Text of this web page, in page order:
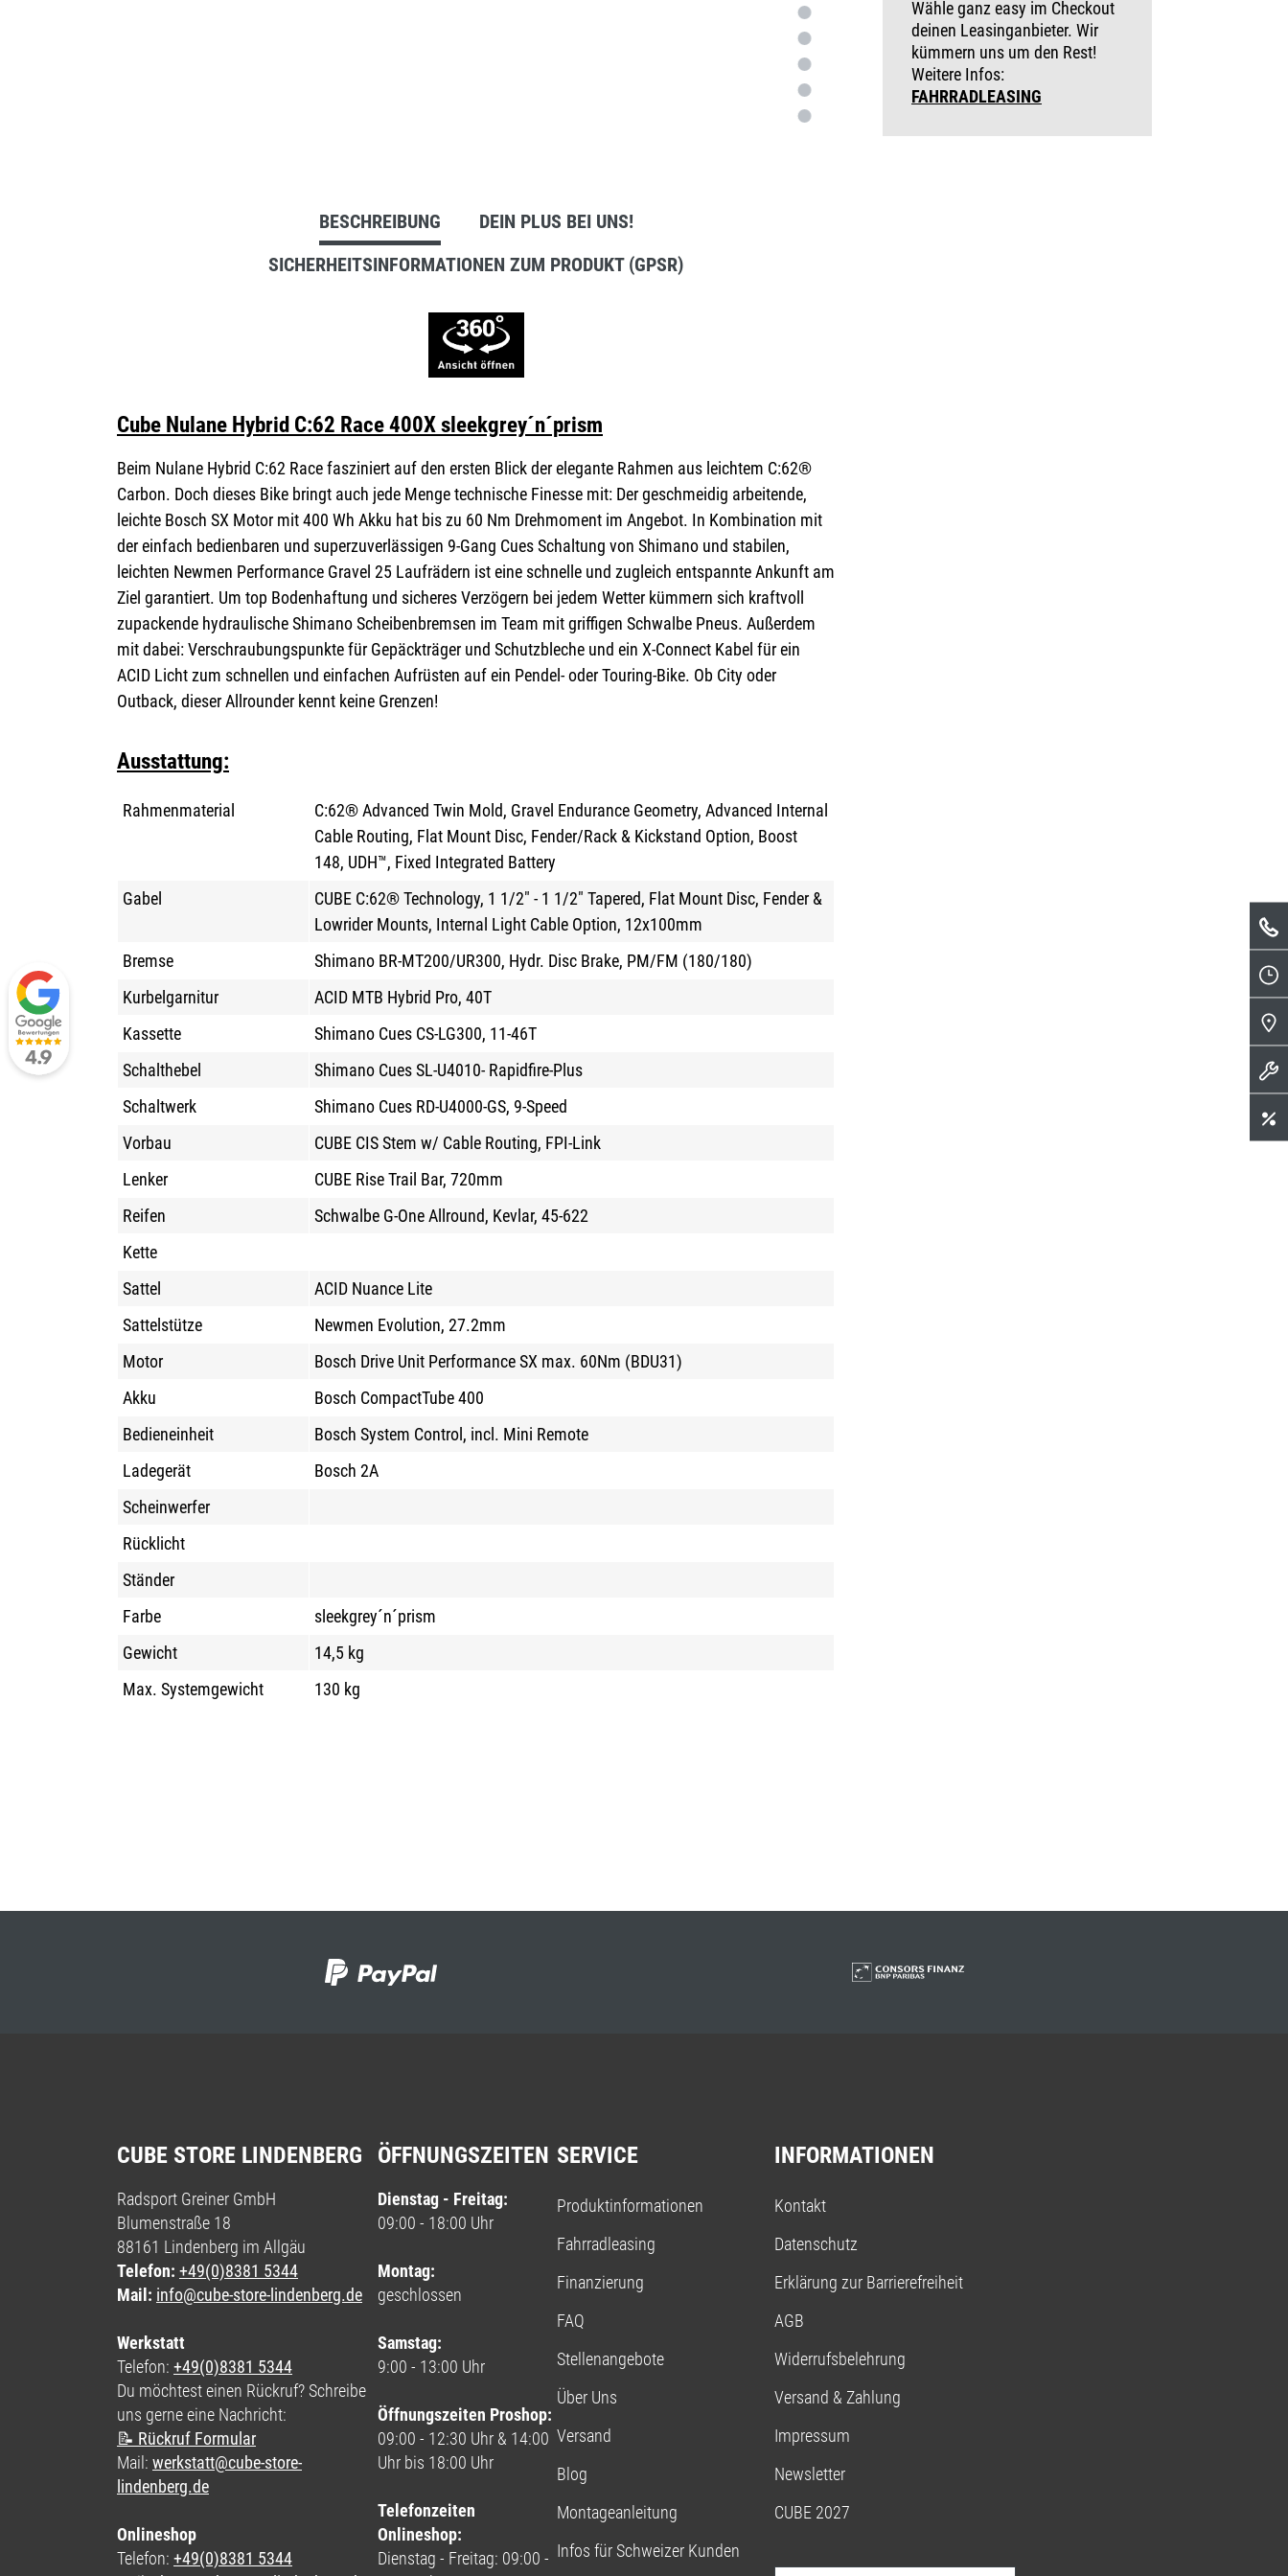
Wähle ganz easy im Checkout
deinen Leasinganbieter. Wir
kümmern uns um den Rest!
Weitere Infos:
FAHRRADLEASING
BESCHREIBUNG
DEIN PLUS BEI UNS!
SICHERHEITSINFORMATIONEN ZUM PRODUKT (GPSR)
Cube Nulane Hybrid C:62 Race 400X sleekgrey´n´prism
Beim Nulane Hybrid C:62 Race fasziniert auf den ersten Blick der elegante Rahmen aus leichtem C:62®
Carbon. Doch dieses Bike bringt auch jede Menge technische Finesse mit: Der geschmeidig arbeitende,
leichte Bosch SX Motor mit 400 Wh Akku hat bis zu 60 Nm Drehmoment im Angebot. In Kombination mit
der einfach bedienbaren und superzuverlässigen 9-Gang Cues Schaltung von Shimano und stabilen,
leichten Newmen Performance Gravel 25 Laufrädern ist eine schnelle und zugleich entspannte Ankunft am
Ziel garantiert. Um top Bodenhaftung und sicheres Verzögern bei jedem Wetter kümmern sich kraftvoll
zupackende hydraulische Shimano Scheibenbremsen im Team mit griffigen Schwalbe Pneus. Außerdem
mit dabei: Verschraubungspunkte für Gepäckträger und Schutzbleche und ein X-Connect Kabel für ein
ACID Licht zum schnellen und einfachen Aufrüsten auf ein Pendel- oder Touring-Bike. Ob City oder
Outback, dieser Allrounder kennt keine Grenzen!
Ausstattung:
Rahmenmaterial
C:62® Advanced Twin Mold, Gravel Endurance Geometry, Advanced Internal
Cable Routing, Flat Mount Disc, Fender/Rack & Kickstand Option, Boost
148, UDH™, Fixed Integrated Battery
Gabel
CUBE C:62® Technology, 1 1/2" - 1 1/2" Tapered, Flat Mount Disc, Fender &
Lowrider Mounts, Internal Light Cable Option, 12x100mm
Bremse
Shimano BR-MT200/UR300, Hydr. Disc Brake, PM/FM (180/180)
Kurbelgarnitur
ACID MTB Hybrid Pro, 40T
Kassette
Shimano Cues CS-LG300, 11-46T
Schalthebel
Shimano Cues SL-U4010- Rapidfire-Plus
Schaltwerk
Shimano Cues RD-U4000-GS, 9-Speed
Vorbau
CUBE CIS Stem w/ Cable Routing, FPI-Link
Lenker
CUBE Rise Trail Bar, 720mm
Reifen
Schwalbe G-One Allround, Kevlar, 45-622
Kette
Sattel
ACID Nuance Lite
Sattelstütze
Newmen Evolution, 27.2mm
Motor
Bosch Drive Unit Performance SX max. 60Nm (BDU31)
Akku
Bosch CompactTube 400
Bedieneinheit
Bosch System Control, incl. Mini Remote
Ladegerät
Bosch 2A
Scheinwerfer
Rücklicht
Ständer
Farbe
sleekgrey´n´prism
Gewicht
14,5 kg
Max. Systemgewicht
130 kg
CUBE STORE LINDENBERG
Radsport Greiner GmbH
Blumenstraße 18
88161 Lindenberg im Allgäu
Telefon: +49(0)8381 5344
Mail: info@cube-store-lindenberg.de
Werkstatt
Telefon: +49(0)8381 5344
Du möchtest einen Rückruf? Schreibe
uns gerne eine Nachricht:
📝 Rückruf Formular
Mail: werkstatt@cube-store-
lindenberg.de
Onlineshop
Telefon: +49(0)8381 5344
ÖFFNUNGSZEITEN
Dienstag - Freitag:
09:00 - 18:00 Uhr
Montag:
geschlossen
Samstag:
9:00 - 13:00 Uhr
Öffnungszeiten Proshop:
09:00 - 12:30 Uhr & 14:00
Uhr bis 18:00 Uhr
Telefonzeiten
Onlineshop:
Dienstag - Freitag: 09:00 -
SERVICE
Produktinformationen
Fahrradleasing
Finanzierung
FAQ
Stellenangebote
Über Uns
Versand
Blog
Montageanleitung
Infos für Schweizer Kunden
INFORMATIONEN
Kontakt
Datenschutz
Erklärung zur Barrierefreiheit
AGB
Widerrufsbelehrung
Versand & Zahlung
Impressum
Newsletter
CUBE 2027